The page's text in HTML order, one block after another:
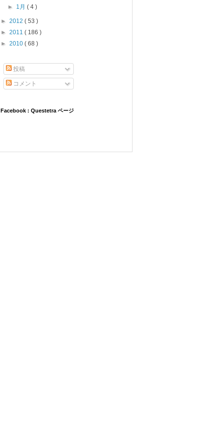
► 1月( 4 )
► 2012 ( 53 )
► 2011 ( 186 )
► 2010 ( 68 )
投稿
コメント
Facebook : Questetra ページ